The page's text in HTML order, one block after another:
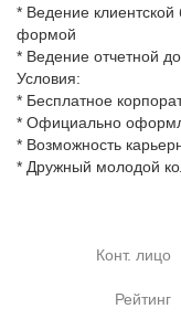
* Ведение клиентской
формой
* Ведение отчетной
Условия:
* Бесплатное
* Официально
* Возможность
* Дружный молодой
Конт. лицо
Рейтинг